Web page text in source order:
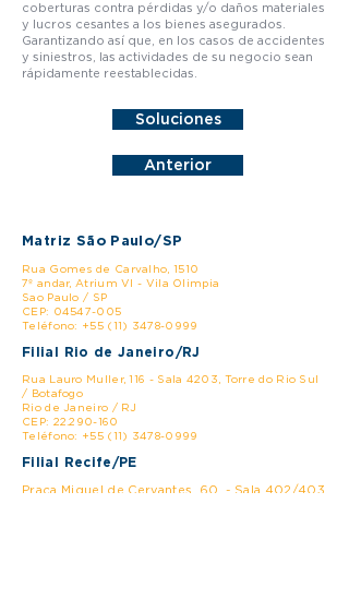
coberturas contra pérdidas y/o daños materiales
y lucros cesantes a los bienes asegurados.
Garantizando así que, en los casos de accidentes
y siniestros, las actividades de su negocio sean
rápidamente reestablecidas.
Soluciones
Anterior
Matriz São Paulo/SP
Rua Gomes de Carvalho, 1510
7º andar, Atrium VI - Vila Olimpia
Sao Paulo / SP
CEP: 04547-005
Teléfono: +55 (11) 3478-0999
Filial Rio de Janeiro/RJ
Rua Lauro Muller, 116 - Sala 4203, Torre do Rio Sul
/ Botafogo
Rio de Janeiro / RJ
CEP: 22.290-160
Teléfono: +55 (11) 3478-0999
Filial Recife/PE
Praça Miguel de Cervantes, 60 - Sala 402/403